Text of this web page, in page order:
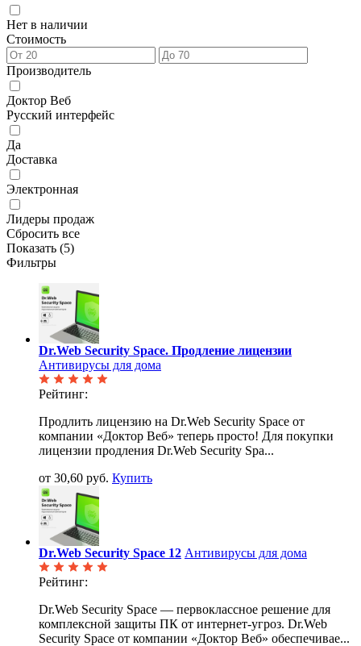
Нет в наличии
Стоимость
Производитель
Доктор Веб
Русский интерфейс
Да
Доставка
Электронная
Лидеры продаж
Сбросить все
Показать (5)
Фильтры
Dr.Web Security Space. Продление лицензии
Антивирусы для дома
Рейтинг:
Продлить лицензию на Dr.Web Security Space от
компании «Доктор Веб» теперь просто! Для покупки
лицензии продления Dr.Web Security Spa...
от 30,60 руб. Купить
Dr.Web Security Space 12 Антивирусы для дома
Рейтинг:
Dr.Web Security Space — первоклассное решение для
комплексной защиты ПК от интернет-угроз. Dr.Web
Security Space от компании «Доктор Веб» обеспечивае...